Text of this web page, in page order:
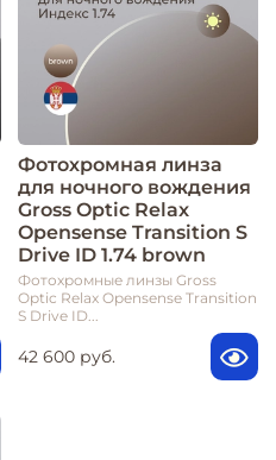
Фотохромная линза
для ночного вождения
Gross Optic Relax
Opensense Transition S
Drive ID 1.74 brown
Фотохромные линзы Gross
Optic Relax Opensense Transition
S Drive ID...
42 600 руб.